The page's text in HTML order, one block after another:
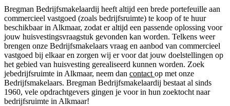
Bregman Bedrijfsmakelaardij heeft altijd een brede portefeuille aan
commercieel vastgoed (zoals bedrijfsruimte) te koop of te huur
beschikbaar in Alkmaar, zodat er altijd een passende oplossing voor
jouw huisvestingsvraagstuk gevonden kan worden. Telkens weer
brengen onze Bedrijfsmakelaars vraag en aanbod van commercieel
vastgoed bij elkaar en zorgen wij er voor dat jouw doelstellingen op
het gebied van huisvesting gerealiseerd kunnen worden. Zoek
jebedrijfsruimte in Alkmaar, neem dan contact op met onze
Bedrijfsmakelaars. Bregman Bedrijfsmakelaardij bestaat al sinds
1960, vele opdrachtgevers gingen je voor in hun zoektocht naar
bedrijfsruimte in Alkmaar!